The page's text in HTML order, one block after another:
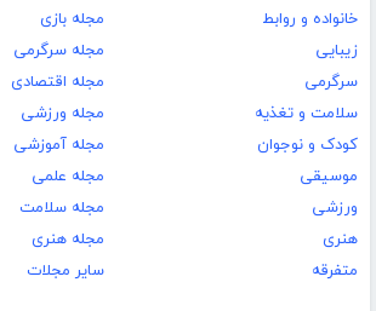
خانواده و روابط
زیبایی
سرگرمی
سلامت و تغذیه
کودک و نوجوان
موسیقی
ورزشی
هنری
متفرقه
مجله بازی
مجله سرگرمی
مجله اقتصادی
مجله ورزشی
مجله آموزشی
مجله علمی
مجله سلامت
مجله هنری
سایر مجلات